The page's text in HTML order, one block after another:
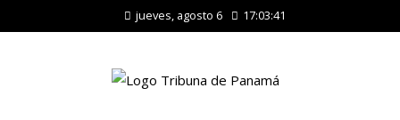
jueves, agosto 6 17:03:42